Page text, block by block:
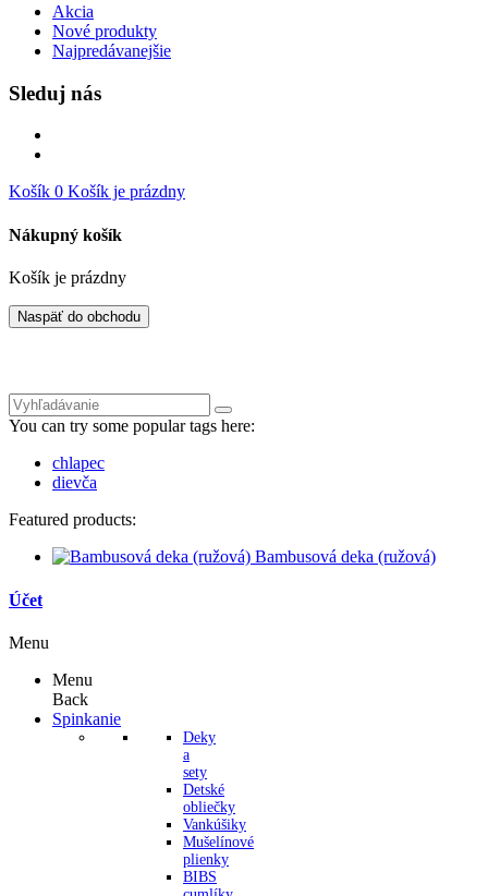
Akcia
Nové produkty
Najpredávanejšie
Sleduj nás
Košík 0 Košík je prázdny
Nákupný košík
Košík je prázdny
Naspäť do obchodu
You can try some popular tags here:
chlapec
dievča
Featured products:
Bambusová deka (ružová)
Účet
Menu
Menu
Back
Spinkanie
Deky
a
sety
Detské
obliečky
Vankúšiky
Mušelínové
plienky
BIBS